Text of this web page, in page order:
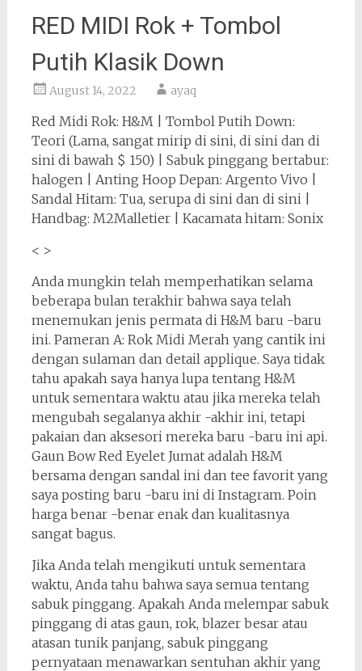
RED MIDI Rok + Tombol
Putih Klasik Down
August 14, 2022 ayaq
Red Midi Rok: H&M | Tombol Putih Down:
Teori (Lama, sangat mirip di sini, di sini dan di
sini di bawah $ 150) | Sabuk pinggang bertabur:
halogen | Anting Hoop Depan: Argento Vivo |
Sandal Hitam: Tua, serupa di sini dan di sini |
Handbag: M2Malletier | Kacamata hitam: Sonix
< >
Anda mungkin telah memperhatikan selama
beberapa bulan terakhir bahwa saya telah
menemukan jenis permata di H&M baru -baru
ini. Pameran A: Rok Midi Merah yang cantik ini
dengan sulaman dan detail applique. Saya tidak
tahu apakah saya hanya lupa tentang H&M
untuk sementara waktu atau jika mereka telah
mengubah segalanya akhir -akhir ini, tetapi
pakaian dan aksesori mereka baru -baru ini api.
Gaun Bow Red Eyelet Jumat adalah H&M
bersama dengan sandal ini dan tee favorit yang
saya posting baru -baru ini di Instagram. Poin
harga benar -benar enak dan kualitasnya
sangat bagus.
Jika Anda telah mengikuti untuk sementara
waktu, Anda tahu bahwa saya semua tentang
sabuk pinggang. Apakah Anda melempar sabuk
pinggang di atas gaun, rok, blazer besar atau
atasan tunik panjang, sabuk pinggang
pernyataan menawarkan sentuhan akhir yang